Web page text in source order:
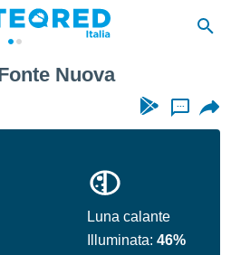
Nuova
...
Luna calante
Illuminata:46%